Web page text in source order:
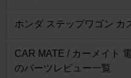
ホンダ ステップワゴン カ
CAR MATE / カーメイト
のパーツレビュー一覧